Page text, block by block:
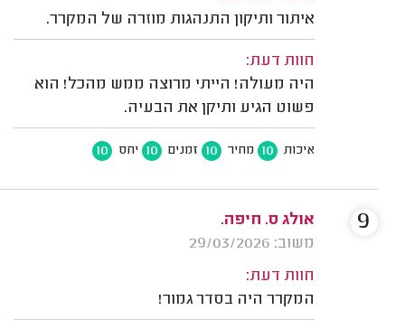
איתור ותיקון התנהגות מוזרה של המקרר.
חוות דעת:
היה מעולה! הייתי מרוצה ממש מהכל! הוא
פשוט הגיע ותיקן את הבעיה.
איכות 10 מחיר 10 זמנים 10 יחס 10
אולג ס. חיפה.
משוב: 29/03/2026
חוות דעת:
המקרר היה בסדר גמור!
9